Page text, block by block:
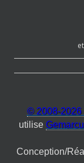
© 2008-2026
utilise
Conception/